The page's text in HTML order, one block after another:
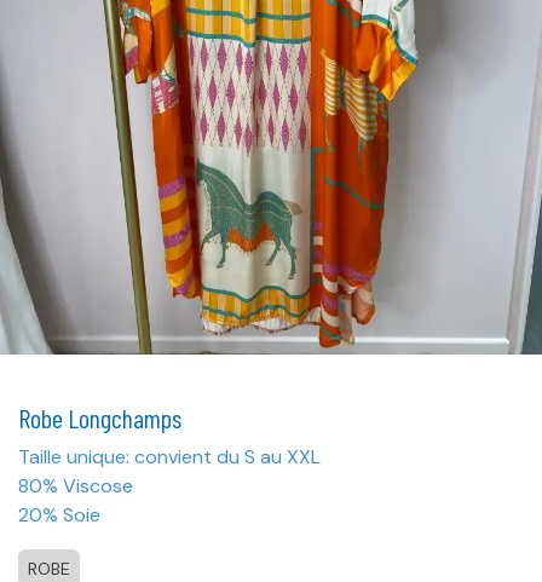
Robe Longchamps
Taille unique: convient du S au XXL
80% Viscose
20% Soie
ROBE